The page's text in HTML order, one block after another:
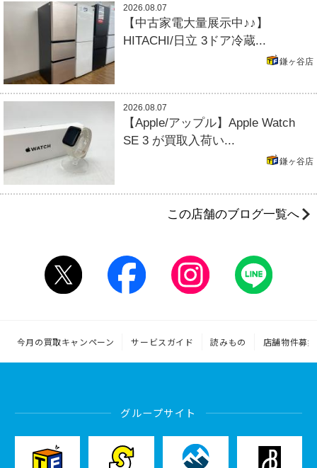
2026.08.07
【中古家電大量展示中♪♪】
HITACHI/日立 3ドア冷蔵...
鎌ヶ谷店
2026.08.07
【Apple/アップル】Apple Watch
SE 3 が買取入荷い...
鎌ヶ谷店
この店舗のブログ一覧へ
今月の買取キャンペーン サービスガイド 読みもの 店舗物件募集
グループサイト